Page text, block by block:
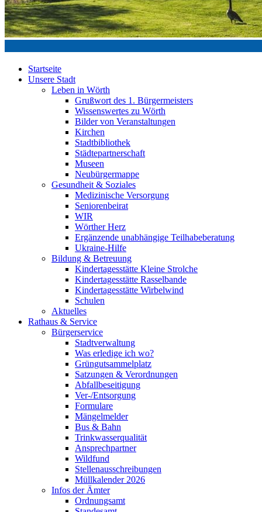
Startseite
Unsere Stadt
Leben in Wörth
Grußwort des 1. Bürgermeisters
Wissenswertes zu Wörth
Bilder von Veranstaltungen
Kirchen
Stadtbibliothek
Städtepartnerschaft
Museen
Neubürgermappe
Gesundheit & Soziales
Medizinische Versorgung
Seniorenbeirat
WIR
Wörther Herz
Ergänzende unabhängige Teilhabeberatung
Ukraine-Hilfe
Bildung & Betreuung
Kindertagesstätte Kleine Strolche
Kindertagesstätte Rasselbande
Kindertagesstätte Wirbelwind
Schulen
Aktuelles
Rathaus & Service
Bürgerservice
Stadtverwaltung
Was erledige ich wo?
Grüngutsammelplatz
Satzungen & Verordnungen
Abfallbeseitigung
Ver-/Entsorgung
Formulare
Mängelmelder
Bus & Bahn
Trinkwasserqualität
Ansprechpartner
Wildfund
Stellenausschreibungen
Müllkalender 2026
Infos der Ämter
Ordnungsamt